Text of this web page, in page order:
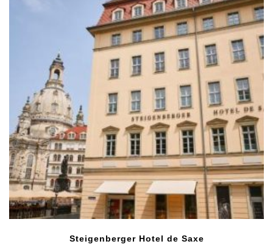
Steigenberger Hotel de Saxe